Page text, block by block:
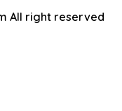
All right reserved